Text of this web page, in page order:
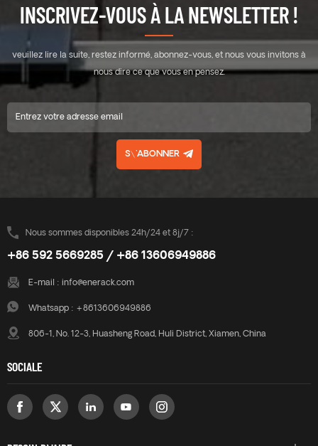
INSCRIVEZ-VOUS À LA NEWSLETTER !
veuillez lire la suite, restez informé, abonnez-vous, et nous vous invitons à
nous dire ce que vous en pensez.
S\'ABONNER
Nous sommes disponibles 24h/24 et 8j/7 :
+86 592 5669285 / +86 13606949886
E-mail : info@enerack.com
Whatsapp : +8613606949886
806-1, No. 12-3, Huasheng Road, Huli District, Xiamen, China
SOCIALE